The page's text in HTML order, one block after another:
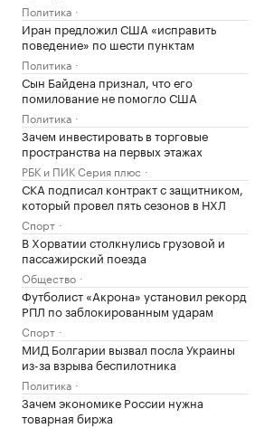
Политика
Иран предложил США «исправить
поведение» по шести пунктам
Политика
Сын Байдена признал, что его
помилование не помогло США
Политика
Зачем инвестировать в торговые
пространства на первых этажах
РБК и ПИК Серия плюс
СКА подписал контракт с защитником,
который провел пять сезонов в НХЛ
Спорт
В Хорватии столкнулись грузовой и
пассажирский поезда
Общество
Футболист «Акрона» установил рекорд
РПЛ по заблокированным ударам
Спорт
МИД Болгарии вызвал посла Украины
из-за взрыва беспилотника
Политика
Зачем экономике России нужна
товарная биржа